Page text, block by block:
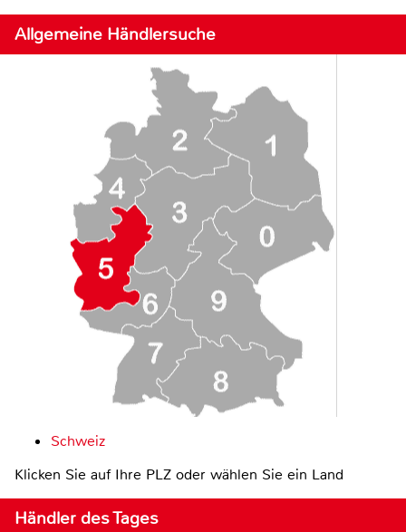
Allgemeine Händlersuche
Schweiz
Klicken Sie auf Ihre PLZ oder wählen Sie ein Land
Händler des Tages